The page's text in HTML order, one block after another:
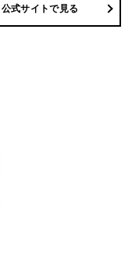
公式サイトで見る